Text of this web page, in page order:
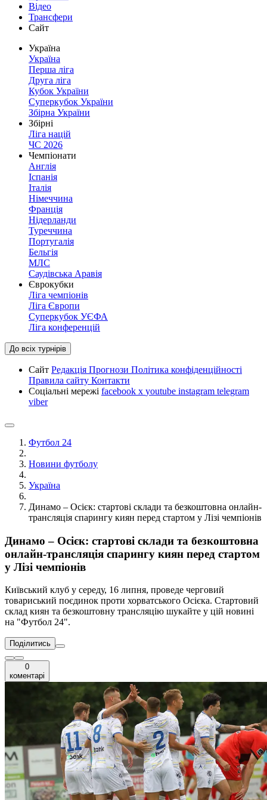
Відео
Трансфери
Сайт
Україна
Україна
Перша ліга
Друга ліга
Кубок України
Суперкубок України
Збірна України
Збірні
Ліга націй
ЧС 2026
Чемпіонати
Англія
Іспанія
Італія
Німеччина
Франція
Нідерланди
Туреччина
Португалія
Бельгія
МЛС
Саудівська Аравія
Єврокубки
Ліга чемпіонів
Ліга Європи
Суперкубок УЄФА
Ліга конференцій
До всіх турнірів
Сайт Редакція Прогнози Політика конфіденційності
Правила сайту Контакти
Соціальні мережі facebook x youtube instagram telegram
viber
Футбол 24
Новини футболу
Україна
Динамо – Осієк: стартові склади та безкоштовна онлайн-
трансляція спарингу киян перед стартом у Лізі чемпіонів
Динамо – Осієк: стартові склади та безкоштовна
онлайн-трансляція спарингу киян перед стартом
у Лізі чемпіонів
Київський клуб у середу, 16 липня, проведе черговий
товариський поєдинок проти хорватського Осієка. Стартовий
склад киян та безкоштовну трансляцію шукайте у цій новині
на "Футбол 24".
Поділитись
0
коментарі